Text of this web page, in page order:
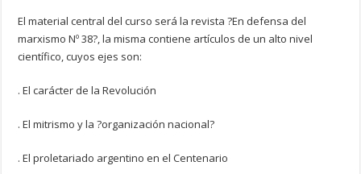
El material central del curso será la revista ?En defensa del
marxismo Nº 38?, la misma contiene artículos de un alto nivel
científico, cuyos ejes son:
. El carácter de la Revolución
. El mitrismo y la ?organización nacional?
. El proletariado argentino en el Centenario